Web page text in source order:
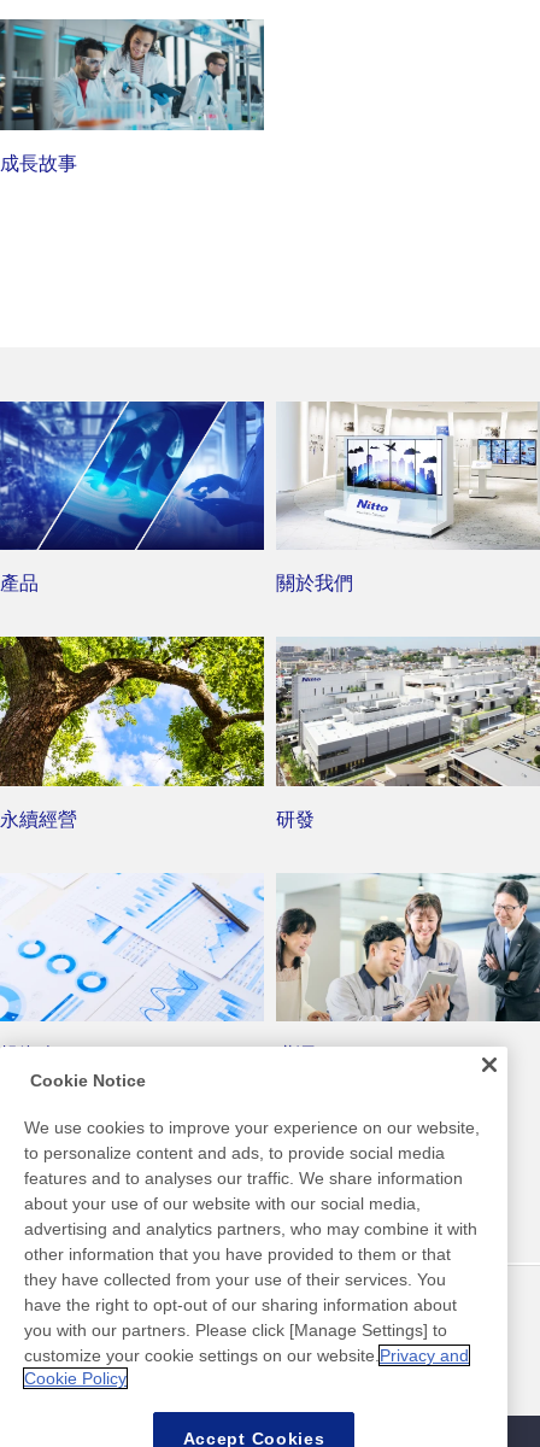
成長故事
產品 關於我們
永續經營 研發
最新消息
聯絡方式
常見問答集
Cookie Notice
We use cookies to improve your experience on our website,
to personalize content and ads, to provide social media
features and to analyses our traffic. We share information
about your use of our website with our social media,
advertising and analytics partners, who may combine it with
other information that you have provided to them or that
they have collected from your use of their services. You
have the right to opt-out of our sharing information about
you with our partners. Please click [Manage Settings] to
customize your cookie settings on our website. Privacy and
Cookie Policy
Accept Cookies